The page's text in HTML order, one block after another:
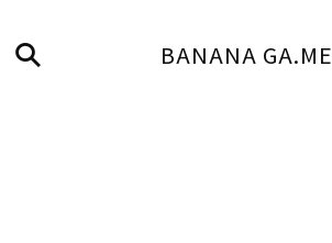
BANANA GA.ME